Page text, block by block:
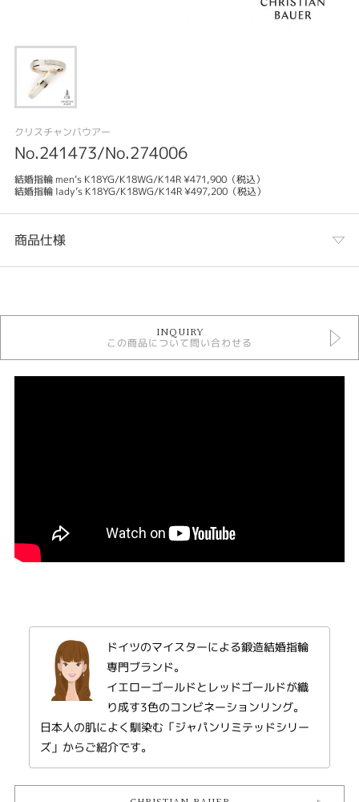
クリスチャンバウアー
No.241473/No.274006
結婚指輪 men‘s K18YG/K18WG/K14R ¥471,900（税込）
結婚指輪 lady’s K18YG/K18WG/K14R ¥497,200（税込）
商品仕様
結婚指輪
結婚指輪 コンビネーション
CHRISTIAN BAUER
結婚指輪 鍛造
テイスト
レディース
愛し合うふたりを彩るバイカラーの結婚指輪。
※選ばれる素材によって価格が変わります。
INQUIRY
この商品について問い合わせる
ドイツのマイスターによる鍛造結婚指輪
専門ブランド。
イエローゴールドとレッドゴールドが織
り成す3色のコンビネーションリング。
日本人の肌によく馴染む「ジャパンリミテッドシリー
ズ」からご紹介です。